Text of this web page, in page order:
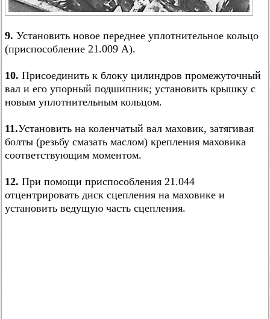
9. Установить новое переднее уплотнительное кольцо
(приспособление 21.009 А).
10. Присоединить к блоку цилиндров промежуточный
вал и его упорный подшипник; установить крышку с
новым уплотнительным кольцом.
11.Установить на коленчатый вал маховик, затягивая
болты (резьбу смазать маслом) крепления маховика
соответствующим моментом.
12. При помощи приспособления 21.044
отцентрировать диск сцепления на маховике и
установить ведущую часть сцепления.